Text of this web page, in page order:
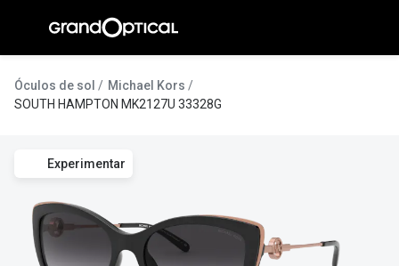
conteúdo
Marta
Óculos de sol
Michael Kors
SOUTH HAMPTON MK2127U 33328G
Experimentar